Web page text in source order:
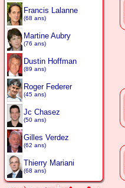
Francis Lalanne
(68 ans)
Martine Aubry
(76 ans)
Dustin Hoffman
(89 ans)
Roger Federer
(45 ans)
Jc Chasez
(50 ans)
Gilles Verdez
(62 ans)
Thierry Mariani
(68 ans)